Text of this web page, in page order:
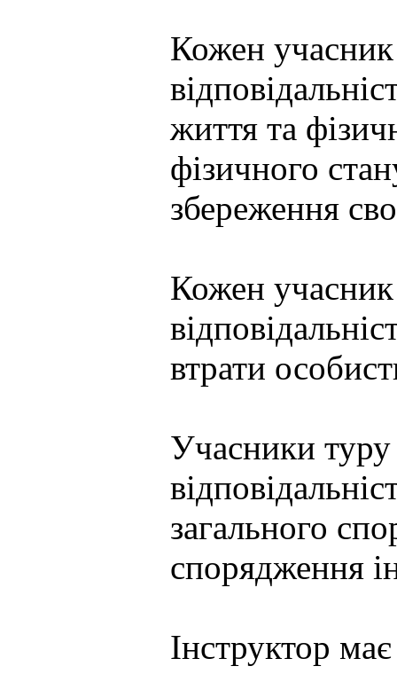
Кожен
життя та
фізичного
збереження
Кожен
втрати
Учасники туру
загального
спорядження
Інструктор